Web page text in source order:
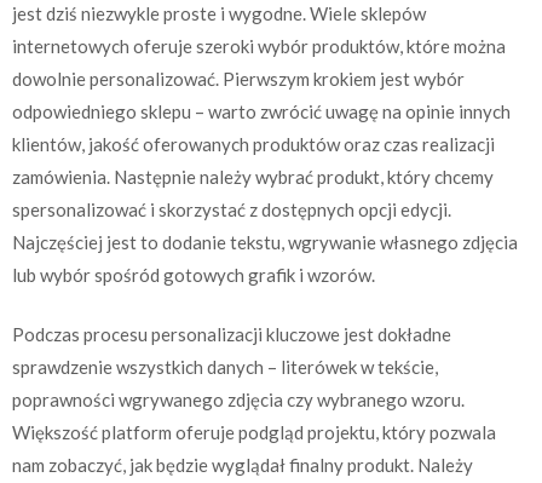
jest dziś niezwykle proste i wygodne. Wiele sklepów
internetowych oferuje szeroki wybór produktów, które można
dowolnie personalizować. Pierwszym krokiem jest wybór
odpowiedniego sklepu – warto zwrócić uwagę na opinie innych
klientów, jakość oferowanych produktów oraz czas realizacji
zamówienia. Następnie należy wybrać produkt, który chcemy
spersonalizować i skorzystać z dostępnych opcji edycji.
Najczęściej jest to dodanie tekstu, wgrywanie własnego zdjęcia
lub wybór spośród gotowych grafik i wzorów.
Podczas procesu personalizacji kluczowe jest dokładne
sprawdzenie wszystkich danych – literówek w tekście,
poprawności wgrywanego zdjęcia czy wybranego wzoru.
Większość platform oferuje podgląd projektu, który pozwala
nam zobaczyć, jak będzie wyglądał finalny produkt. Należy